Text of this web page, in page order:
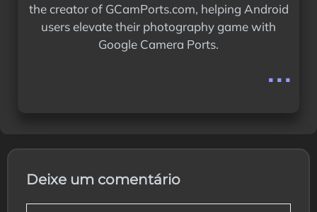
the creator of GCamPorts.com, helping Android
users elevate their photography game with
Google Camera Ports.
...
Deixe um comentário